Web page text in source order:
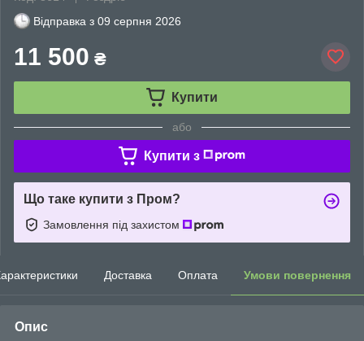
Відправка з 09 серпня 2026
11 500 ₴
Купити
або
Купити з
Що таке купити з Пром?
Замовлення під захистом
Доставка Оплата Умови повернення
Опис